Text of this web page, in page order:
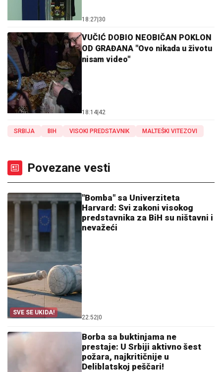
18:27 30
VUČIĆ DOBIO NEOBIČAN POKLON
OD GRAĐANA "Ovo nikada u životu
nisam video"
18:14 42
SRBIJA BIH VISOKI PREDSTAVNIK MALTEŠKI VITEZOVI
Povezane vesti
SVE SE UKIDA!
"Bomba" sa Univerziteta
Harvard: Svi zakoni visokog
predstavnika za BiH su ništavni i
nevažeći
22:52 0
Borba sa buktinjama ne
prestaje: U Srbiji aktivno šest
požara, najkritičnije u
Deliblatskoj peščari!